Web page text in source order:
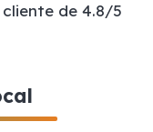
de 4.8/5